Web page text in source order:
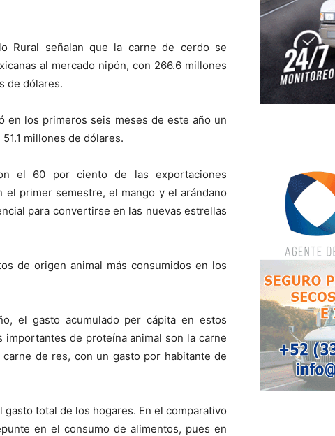
Rural señalan que la carne de cerdo se
al mercado nipón, con 266.6 millones
de dólares.
en los primeros seis meses de este año un
millones de dólares.
el 60 por ciento de las exportaciones
primer semestre, el mango y el arándano
para convertirse en las nuevas estrellas
de origen animal más consumidos en los
el gasto acumulado per cápita en estos
de proteína animal son la carne
de res, con un gasto por habitante de
total de los hogares. En el comparativo
en el consumo de alimentos, pues en